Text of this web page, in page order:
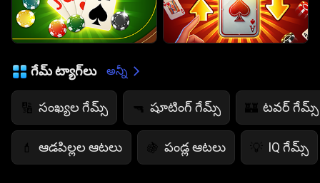
గేమ్ ట్యాగ్‌లు అన్నీ
🔢 సంఖ్యల గేమ్స్ 🔫 షూటింగ్ గేమ్స్ 🏰 టవర్ గేమ్స్
💄 ఆడపిల్లల ఆటలు 🍇 పండ్ల ఆటలు 💡 IQ గేమ్స్